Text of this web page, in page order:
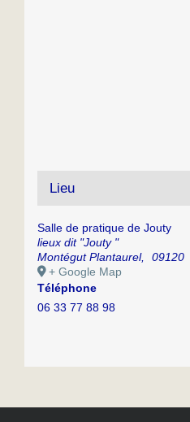
Lieu
Salle de pratique de Jouty
lieux dit "Jouty "
Montégut Plantaurel, 09120
+ Google Map
Téléphone
06 33 77 88 98